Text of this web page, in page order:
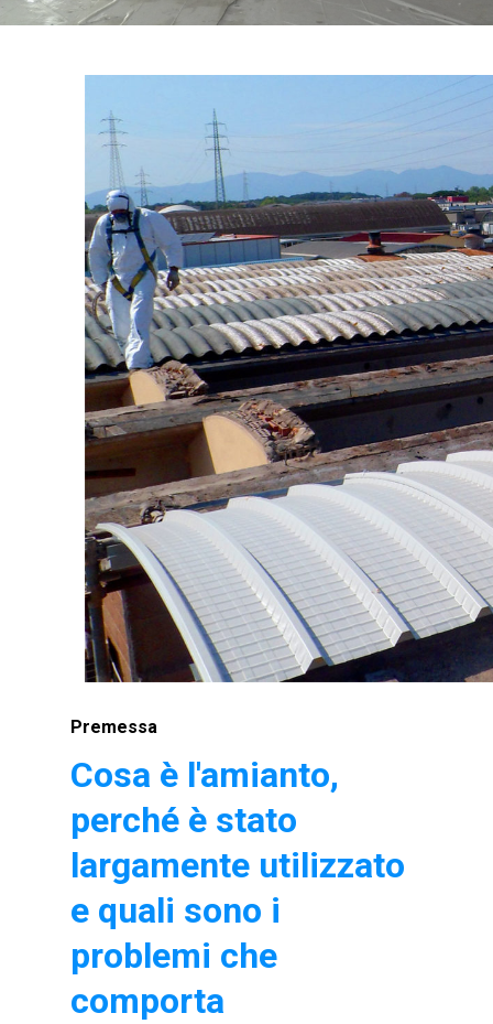
Premessa
Cosa è l'amianto,
perché è stato
largamente utilizzato
e quali sono i
problemi che
comporta